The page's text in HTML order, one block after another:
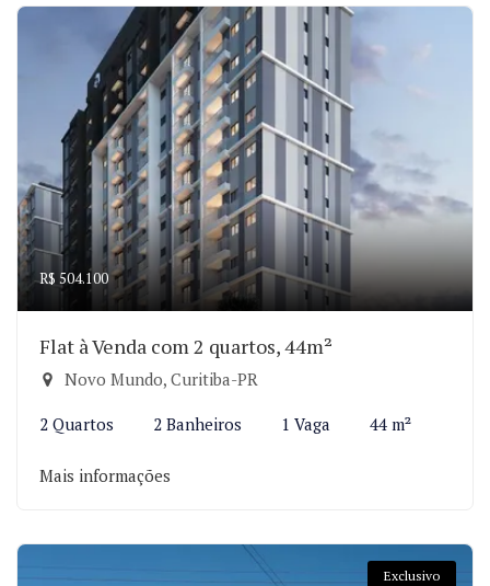
R$ 504.100
Flat à Venda com 2 quartos, 44m²
Novo Mundo, Curitiba-PR
2 Quartos 2 Banheiros 1 Vaga 44 m²
Mais informações
Exclusivo